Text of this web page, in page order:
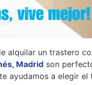
alquilar un trastero
Madrid son
ayudamos a elegir el